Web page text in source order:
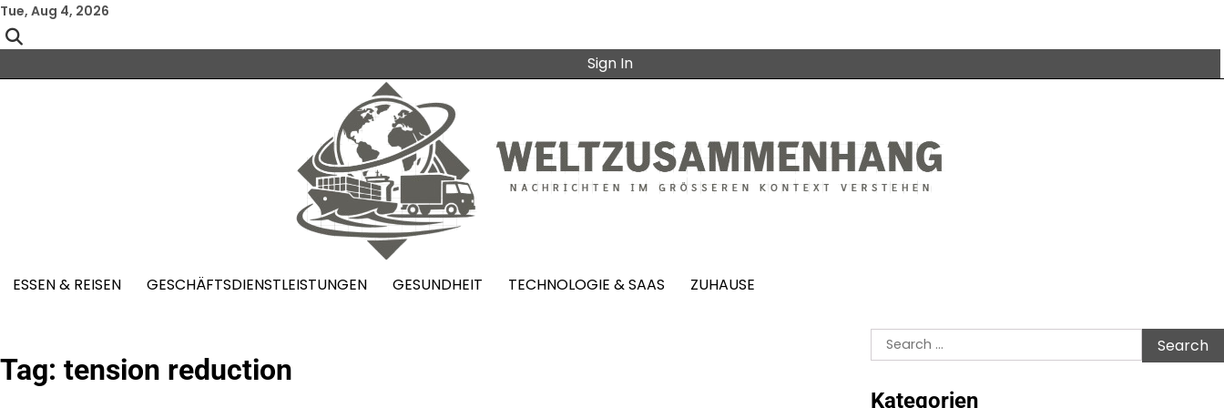
Skip
to
content
Tue, Aug 4, 2026
Sign In
ESSEN & REISEN GESCHÄFTSDIENSTLEISTUNGEN GESUNDHEIT TECHNOLOGIE & SAAS ZUHAUSE
Tag: tension reduction
Search
for:
Kategorien